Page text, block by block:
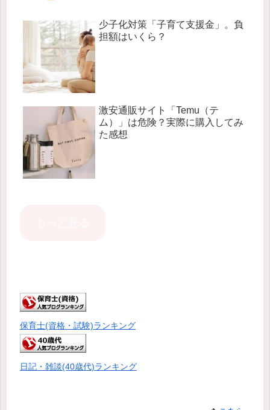
少子化対策「子育て支援金」。負
担額はいくら？
激安通販サイト「Temu（テ
ム）」は危険？実際に購入してみ
た感想
保育士(資格・試験)ランキング
日記・雑談(40歳代)ランキング